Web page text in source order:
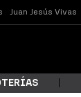
Juan Jesús Vivas